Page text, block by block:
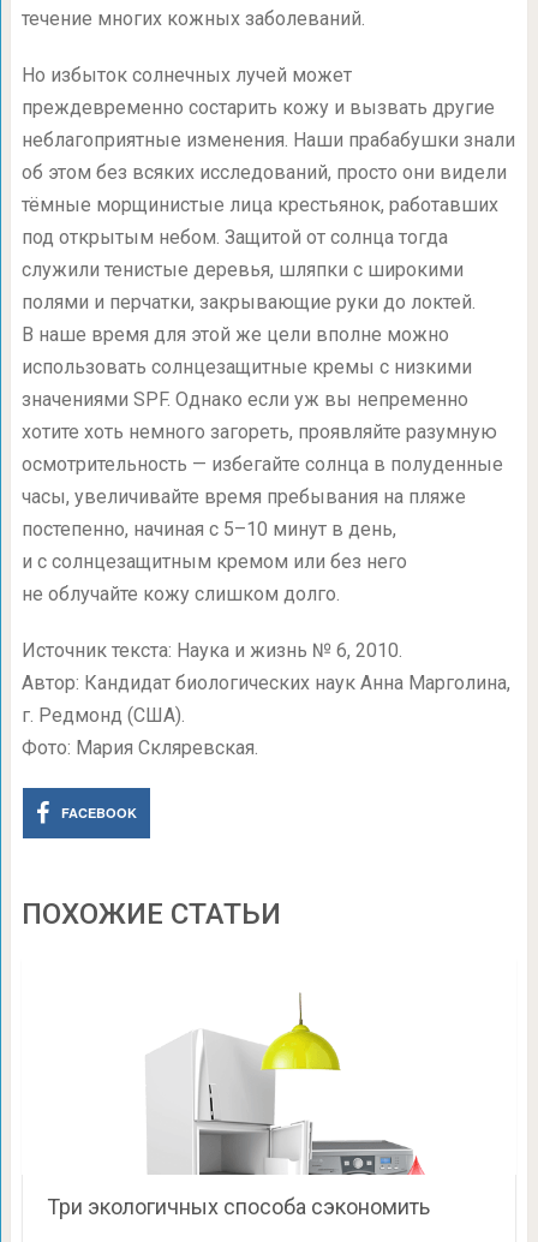
течение многих кожных заболеваний.
Но избыток солнечных лучей может
преждевременно состарить кожу и вызвать другие
неблагоприятные изменения. Наши прабабушки знали
об этом без всяких исследований, просто они видели
тёмные морщинистые лица крестьянок, работавших
под открытым небом. Защитой от солнца тогда
служили тенистые деревья, шляпки с широкими
полями и перчатки, закрывающие руки до локтей.
В наше время для этой же цели вполне можно
использовать солнцезащитные кремы с низкими
значениями SPF. Однако если уж вы непременно
хотите хоть немного загореть, проявляйте разумную
осмотрительность — избегайте солнца в полуденные
часы, увеличивайте время пребывания на пляже
постепенно, начиная с 5–10 минут в день,
и с солнцезащитным кремом или без него
не облучайте кожу слишком долго.
Источник текста: Наука и жизнь № 6, 2010.
Автор: Кандидат биологических наук Анна Марголина,
г. Редмонд (США).
Фото: Мария Скляревская.
FACEBOOK
ПОХОЖИЕ СТАТЬИ
Три экологичных способа сэкономить